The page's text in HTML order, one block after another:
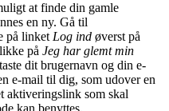
at finde din gamle
en ny. Gå til
på linket Log ind øverst på
på Jeg har glemt min
dit brugernavn og din e-
e-mail til dig, som udover en
aktiveringslink som skal
kan benyttes.